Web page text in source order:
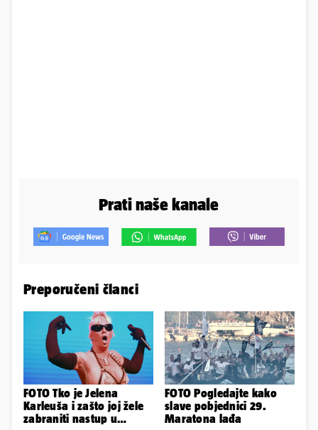
Prati naše kanale
Preporučeni članci
FOTO Tko je Jelena
Karleuša i zašto joj žele
zabraniti nastup u
FOTO Pogledajte kako
slave pobjednici 29.
Maratona lađa